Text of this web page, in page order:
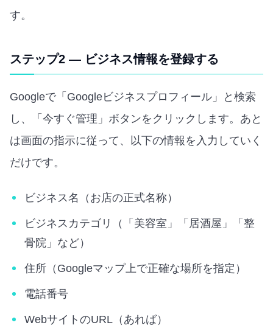
す。
ステップ2 — ビジネス情報を登録する
Googleで「Googleビジネスプロフィール」と検索
し、「今すぐ管理」ボタンをクリックします。あと
は画面の指示に従って、以下の情報を入力していく
だけです。
ビジネス名（お店の正式名称）
ビジネスカテゴリ（「美容室」「居酒屋」「整
骨院」など）
住所（Googleマップ上で正確な場所を指定）
電話番号
WebサイトのURL（あれば）